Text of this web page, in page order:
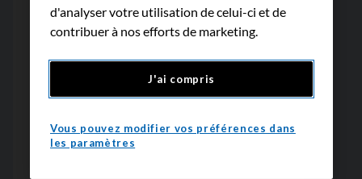
d'analyser votre utilisation de celui-ci et de
contribuer à nos efforts de marketing.
J'ai compris
Vous pouvez modifier vos préférences dans
les paramètres